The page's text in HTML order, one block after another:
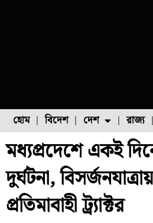
হোম বিদেশ দেশ
ফুল চাষ ফল
রাজ্য
মধ্যপ্রদেশে একই
দুর্ঘটনা,
প্রতিমাবাহী ট্র্যাক্টর